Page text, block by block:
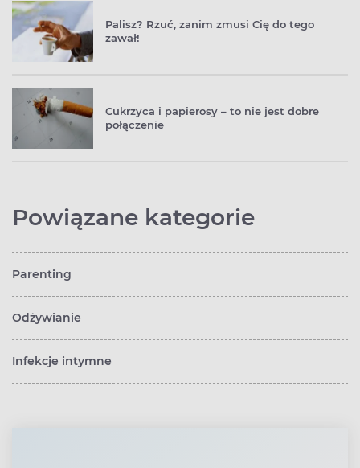
Palisz? Rzuć, zanim zmusi Cię do tego
zawał!
Cukrzyca i papierosy – to nie jest dobre
połączenie
Powiązane kategorie
Parenting
Odżywianie
Infekcje intymne